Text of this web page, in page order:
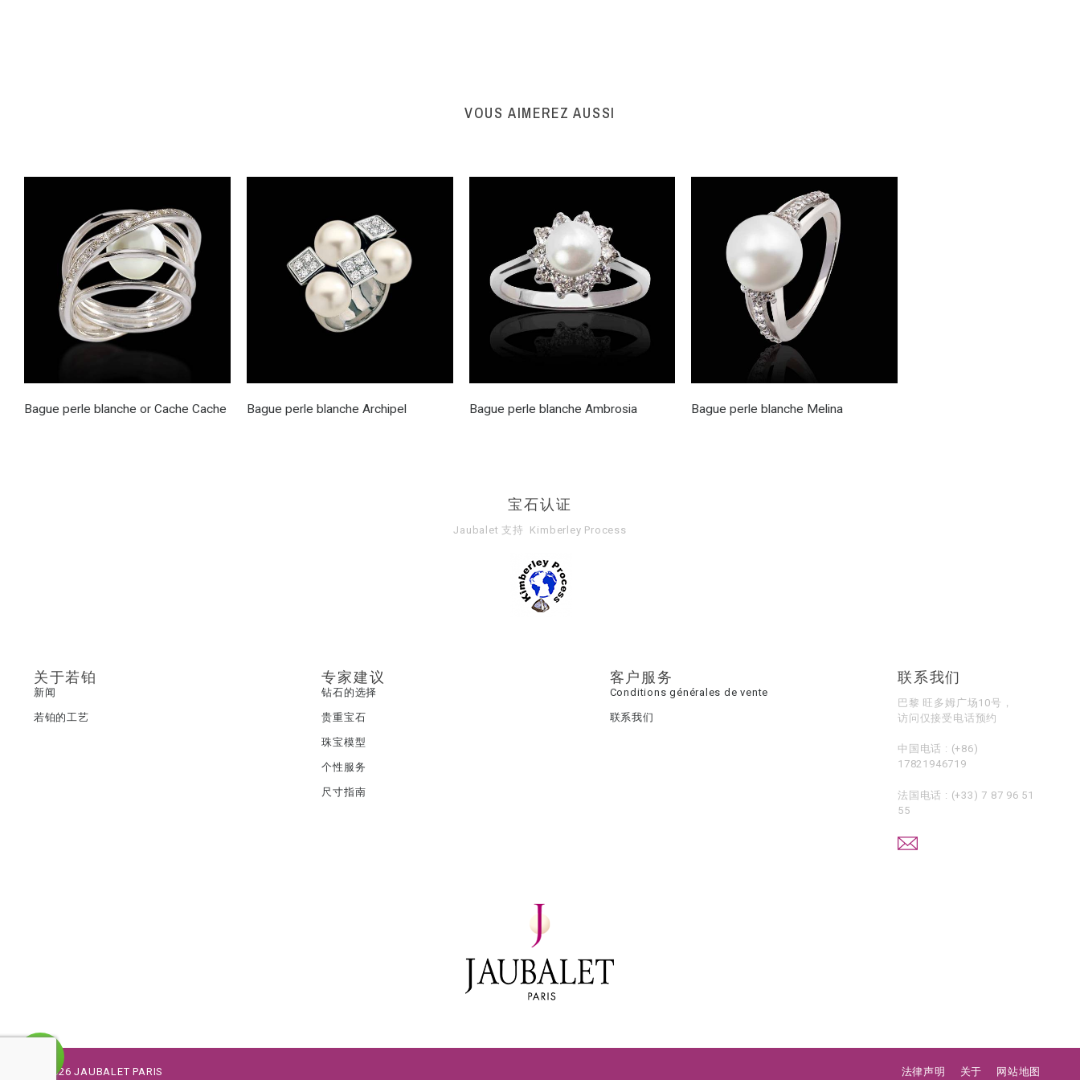
VOUS AIMEREZ AUSSI
Bague perle blanche or Cache Cache Bague perle blanche Archipel Bague perle blanche Ambrosia Bague perle blanche Melina
宝石认证
Jaubalet 支持 Kimberley Process
关于若铂
新闻
若铂的工艺
专家建议
钻石的选择
贵重宝石
珠宝模型
个性服务
尺寸指南
客户服务
Conditions générales de vente
联系我们
联系我们
巴黎 旺多姆广场10号，
访问仅接受电话预约
中国电话 : (+86)
17821946719
法国电话 : (+33) 7 87 96 51
55
2026 JAUBALET PARIS 法律声明 关于 网站地图